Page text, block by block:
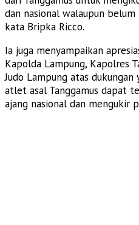
dan nasional walaupun
kata Bripka Ricco.
Ia juga menyampaikan
Kapolda Lampung, Kapolres
Judo Lampung atas
atlet asal Tanggamus dapat
ajang nasional dan mengukir